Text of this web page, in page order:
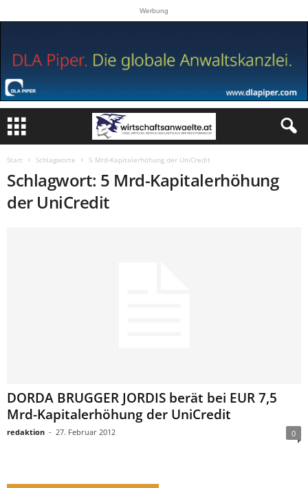
Werbung
Start Schlagworte 5 Mrd-Kapitalerhöhung der UniCredit
Schlagwort: 5 Mrd-Kapitalerhöhung
der UniCredit
DORDA BRUGGER JORDIS berät bei EUR 7,5
Mrd-Kapitalerhöhung der UniCredit
redaktion - 27. Februar 2012 0